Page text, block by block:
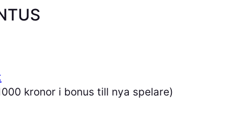
kronor i bonus till nya spelare)